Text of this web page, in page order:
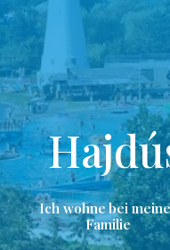
Ich wohne bei
Familie